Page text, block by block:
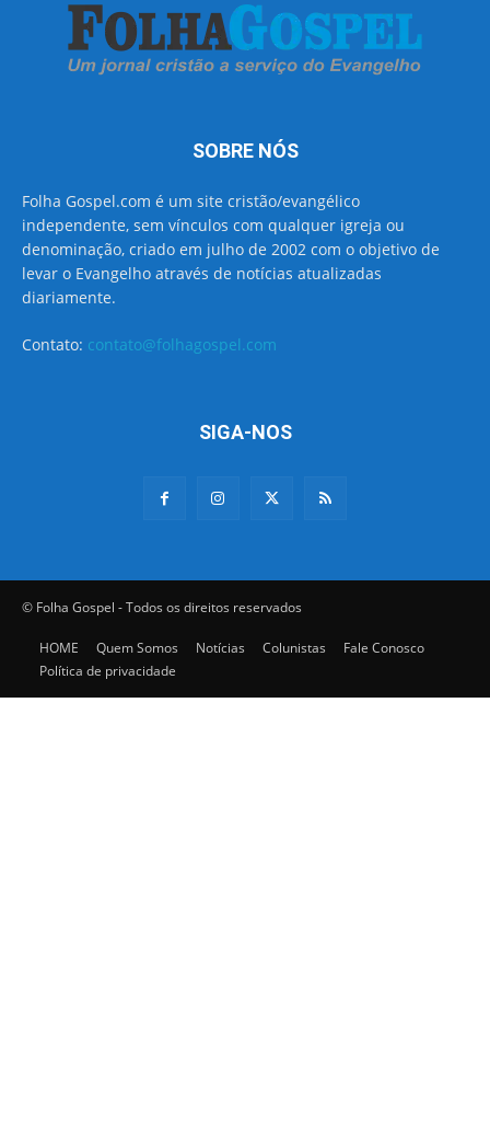
SOBRE NÓS
Folha Gospel.com é um site cristão/evangélico
independente, sem vínculos com qualquer igreja ou
denominação, criado em julho de 2002 com o objetivo de
levar o Evangelho através de notícias atualizadas
diariamente.
Contato: contato@folhagospel.com
SIGA-NOS
© Folha Gospel - Todos os direitos reservados
HOME Quem Somos Notícias Colunistas
Fale Conosco
Política de privacidade